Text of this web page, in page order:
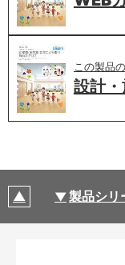
この製品の
設計
製品シリ